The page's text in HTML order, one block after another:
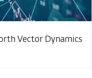
Vector Dynamics